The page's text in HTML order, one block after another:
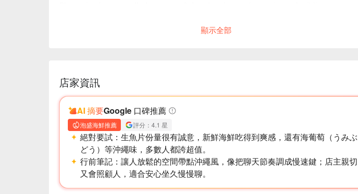
顯示全部
店家資訊
AI 摘要Google 口碑推薦
泡盛海鮮推薦 評分：4.1 星
絕對要試： 生魚片份量很有誠意，新鮮海鮮吃得到爽感，還有海葡萄（うみぶ
どう）等沖繩味，多數人都誇超值。
行前筆記： 讓人放鬆的空間帶點沖繩風，像把聊天節奏調成慢速鍵；店主親切
又會照顧人，適合安心坐久慢慢聊。